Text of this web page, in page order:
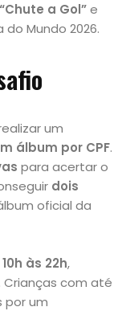
“Chute a Gol”e
Mundo 2026.
um
álbum por CPF.
para acertar o
dois
oficial da
10h às 22h,
com até
por um